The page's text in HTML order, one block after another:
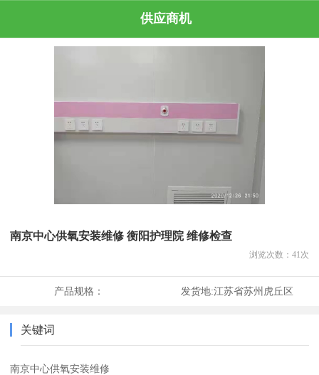
供应商机
南京中心供氧安装维修 衡阳护理院 维修检查
浏览次数： 41 次
产品规格： 发货地:江苏省苏州虎丘区
关键词
南京中心供氧安装维修